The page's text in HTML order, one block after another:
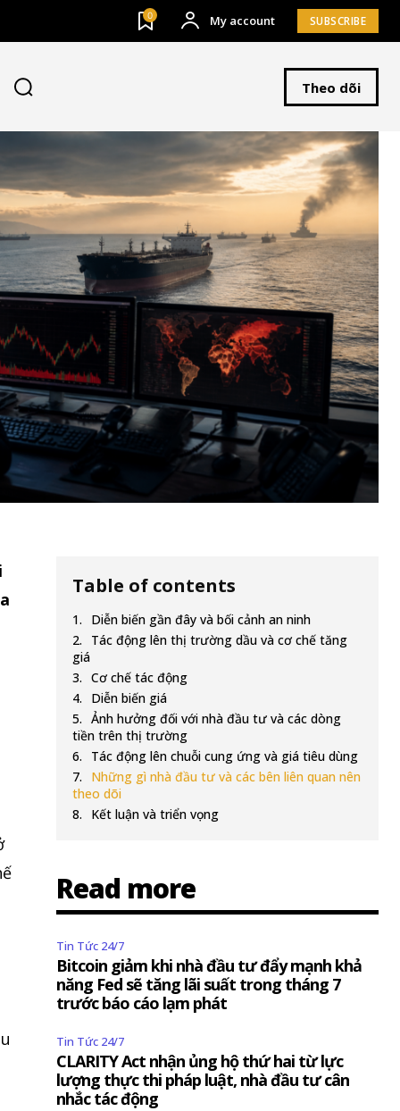
0 My account SUBSCRIBE
Theo dõi
Table of contents
Diễn biến gần đây và bối cảnh an ninh
Tác động lên thị trường dầu và cơ chế tăng
giá
Cơ chế tác động
Diễn biến giá
Ảnh hưởng đối với nhà đầu tư và các dòng
tiền trên thị trường
Tác động lên chuỗi cung ứng và giá tiêu dùng
Những gì nhà đầu tư và các bên liên quan nên
theo dõi
Kết luận và triển vọng
Read more
Tin Tức 24/7
Bitcoin giảm khi nhà đầu tư đẩy mạnh khả
năng Fed sẽ tăng lãi suất trong tháng 7
trước báo cáo lạm phát
Tin Tức 24/7
CLARITY Act nhận ủng hộ thứ hai từ lực
lượng thực thi pháp luật, nhà đầu tư cân
nhắc tác động